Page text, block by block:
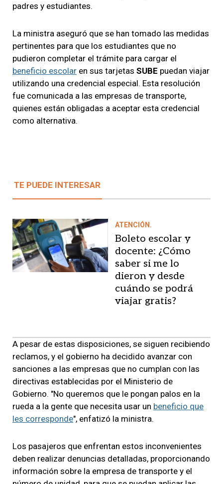
padres y estudiantes.
La ministra aseguró que se han tomado las medidas
pertinentes para que los estudiantes que no
pudieron completar el trámite para cargar el
beneficio escolar en sus tarjetas SUBE puedan viajar
utilizando una credencial especial. Esta resolución
fue comunicada a las empresas de transporte,
quienes están obligadas a aceptar esta credencial
como alternativa.
TE PUEDE INTERESAR
ATENCIÓN.
Boleto escolar y
docente: ¿Cómo
saber si me lo
dieron y desde
cuándo se podrá
viajar gratis?
A pesar de estas disposiciones, se siguen recibiendo
reclamos, y el gobierno ha decidido avanzar con
sanciones a las empresas que no cumplan con las
directivas establecidas por el Ministerio de
Gobierno. "No queremos que le pongan palos en la
rueda a la gente que necesita usar un beneficio que
les corresponde", enfatizó la ministra.
Los pasajeros que enfrentan estos inconvenientes
deben realizar denuncias detalladas, proporcionando
información sobre la empresa de transporte y el